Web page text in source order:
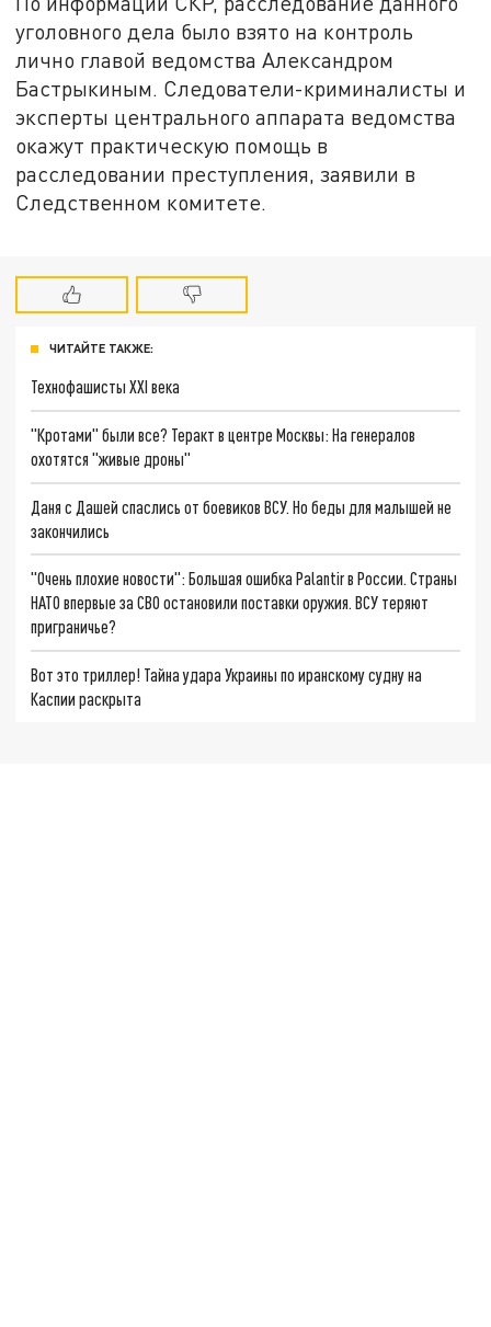
уголовного дела было взято на контроль
лично главой ведомства Александром
Бастрыкиным. Следователи-криминалисты и
эксперты центрального аппарата ведомства
окажут практическую помощь в
расследовании преступления, заявили в
Следственном комитете.
ЧИТАЙТЕ ТАКЖЕ:
Технофашисты XXI века
"Кротами" были все? Теракт в центре Москвы: На генералов
охотятся "живые дроны"
Даня с Дашей спаслись от боевиков ВСУ. Но беды для малышей не
закончились
"Очень плохие новости": Большая ошибка Palantir в России. Страны
НАТО впервые за СВО остановили поставки оружия. ВСУ теряют
приграничье?
Вот это триллер! Тайна удара Украины по иранскому судну на
Каспии раскрыта